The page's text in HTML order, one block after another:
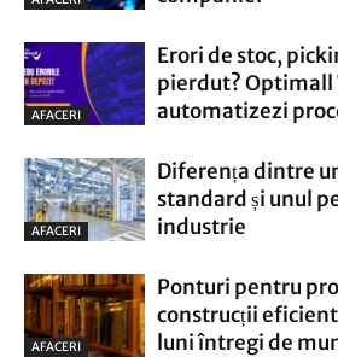
AFACERI
Erori de stoc,
pierdut? Optimall
automatizezi
AFACERI
Diferența dintre
standard și unul
industrie
AFACERI
Ponturi pentru
construcții
luni întregi de